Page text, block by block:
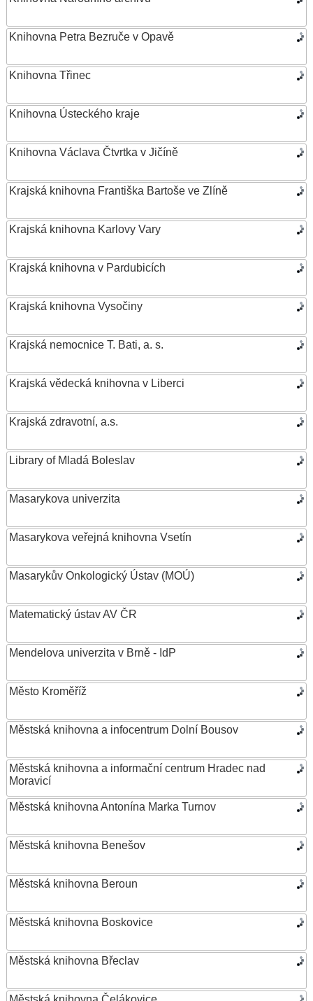
Knihovna Petra Bezruče v Opavě
Knihovna Třinec
Knihovna Ústeckého kraje
Knihovna Václava Čtvrtka v Jičíně
Krajská knihovna Františka Bartoše ve Zlíně
Krajská knihovna Karlovy Vary
Krajská knihovna v Pardubicích
Krajská knihovna Vysočiny
Krajská nemocnice T. Bati, a. s.
Krajská vědecká knihovna v Liberci
Krajská zdravotní, a.s.
Library of Mladá Boleslav
Masarykova univerzita
Masarykova veřejná knihovna Vsetín
Masarykův Onkologický Ústav (MOÚ)
Matematický ústav AV ČR
Mendelova univerzita v Brně - IdP
Město Kroměříž
Městská knihovna a infocentrum Dolní Bousov
Městská knihovna a informační centrum Hradec nad
Moravicí
Městská knihovna Antonína Marka Turnov
Městská knihovna Benešov
Městská knihovna Beroun
Městská knihovna Boskovice
Městská knihovna Břeclav